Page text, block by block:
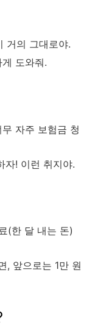
거의 그대로야.
도와줘.
자주 보험금 청
자! 이런 취지야.
(한 달 내는 돈)
, 앞으로는 1만 원